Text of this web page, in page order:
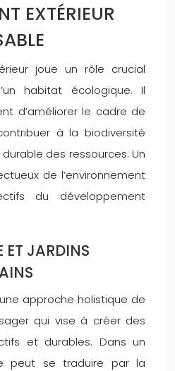
EXTÉRIEUR
joue un rôle crucial
habitat écologique. Il
d’améliorer le cadre de
à la biodiversité
des ressources. Un
de l’environnement
du développement
ET JARDINS
approche holistique de
qui vise à créer des
et durables. Dans un
peut se traduire par la